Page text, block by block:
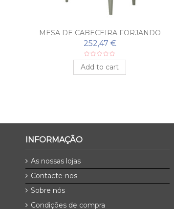
MESA DE CABECEIRA FORJANDO
UNIVERSAL
252,47 €
Add to cart
INFORMAÇÃO
As nossas lojas
Contacte-nos
Sobre nós
Condições de compra